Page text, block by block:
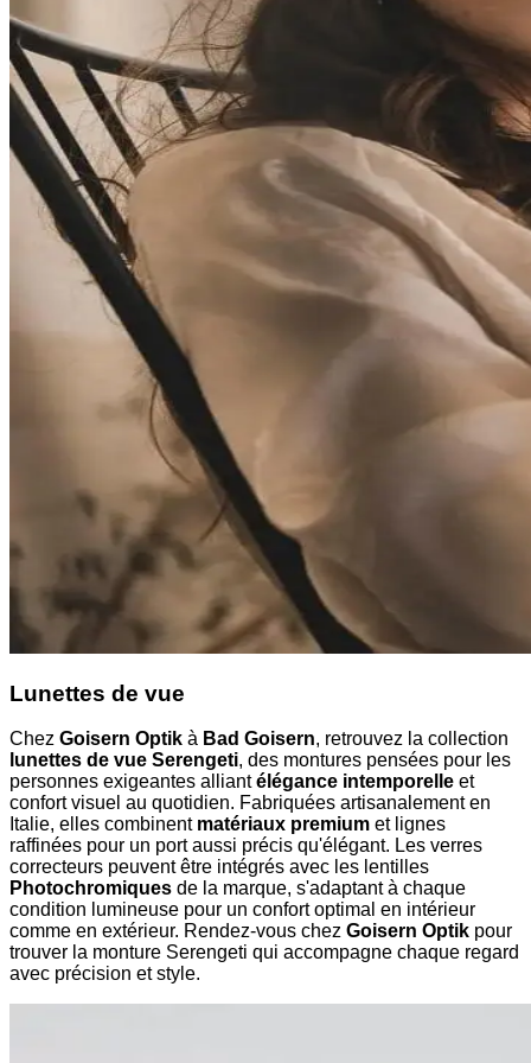
Lunettes de vue
Chez Goisern Optik à Bad Goisern, retrouvez la collection
lunettes de vue Serengeti, des montures pensées pour les
personnes exigeantes alliantélégance intemporelle et
confort visuel au quotidien. Fabriquées artisanalement en
Italie, elles combinent matériaux premium et lignes
raffinées pour un port aussi précis qu'élégant. Les verres
correcteurs peuvent être intégrés avec les lentilles
Photochromiques de la marque, s'adaptant à chaque
condition lumineuse pour un confort optimal en intérieur
comme en extérieur. Rendez-vous chez Goisern Optik pour
trouver la monture Serengeti qui accompagne chaque regard
avec précision et style.